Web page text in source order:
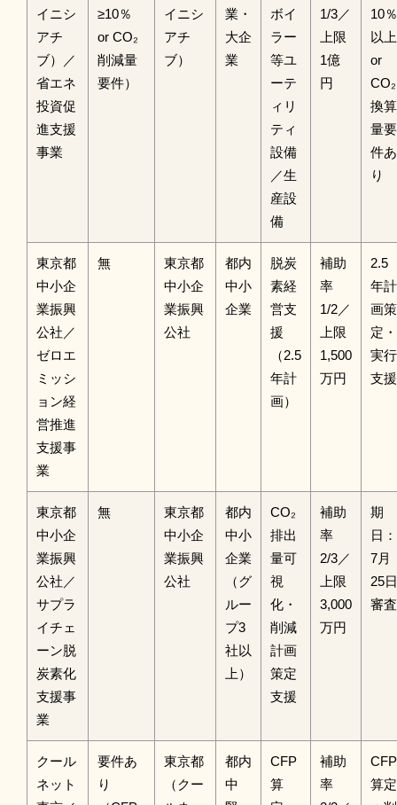
イニシ
アチ
ブ）／
省エネ
投資促
進支援
事業
≥10％
or CO₂
削減量
要件）
イニシ
アチ
ブ）
業・
大企
業
ボイ
ラー
等ユ
ーテ
ィリ
ティ
設備
／生
産設
備
1/3／
上限
1億
円
10％
以上
or
CO₂
換算
量要
件あ
り
東京都
中小企
業振興
公社／
ゼロエ
ミッシ
ョン経
営推進
支援事
業
無
東京都
中小企
業振興
公社
都内
中小
企業
脱炭
素経
営支
援
（2.5
年計
画）
補助
率
1/2／
上限
1,500
万円
2.5
年計
画策
定・
実行
支援
東京都
中小企
業振興
公社／
サプラ
イチェ
ーン脱
炭素化
支援事
業
無
東京都
中小企
業振興
公社
都内
中小
企業
（グ
ルー
プ3
社以
上）
CO₂
排出
量可
視
化・
削減
計画
策定
支援
補助
率
2/3／
上限
3,000
万円
期
日：
7月
25日
審査
クール
ネット
要件あ
り
東京都
（クー
都内
中
CFP
算
補助
率
CFP
算定